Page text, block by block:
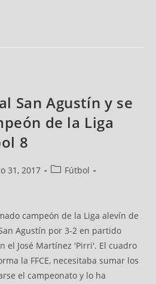
San Agustín y se
de la Liga
8
31, 2017
Fútbol
campeón de la Liga alevín de
Agustín por 3-2 en partido
el José Martínez 'Pirri'. El cuadro
la FFCE, necesitaba sumar los
el campeonato y lo ha